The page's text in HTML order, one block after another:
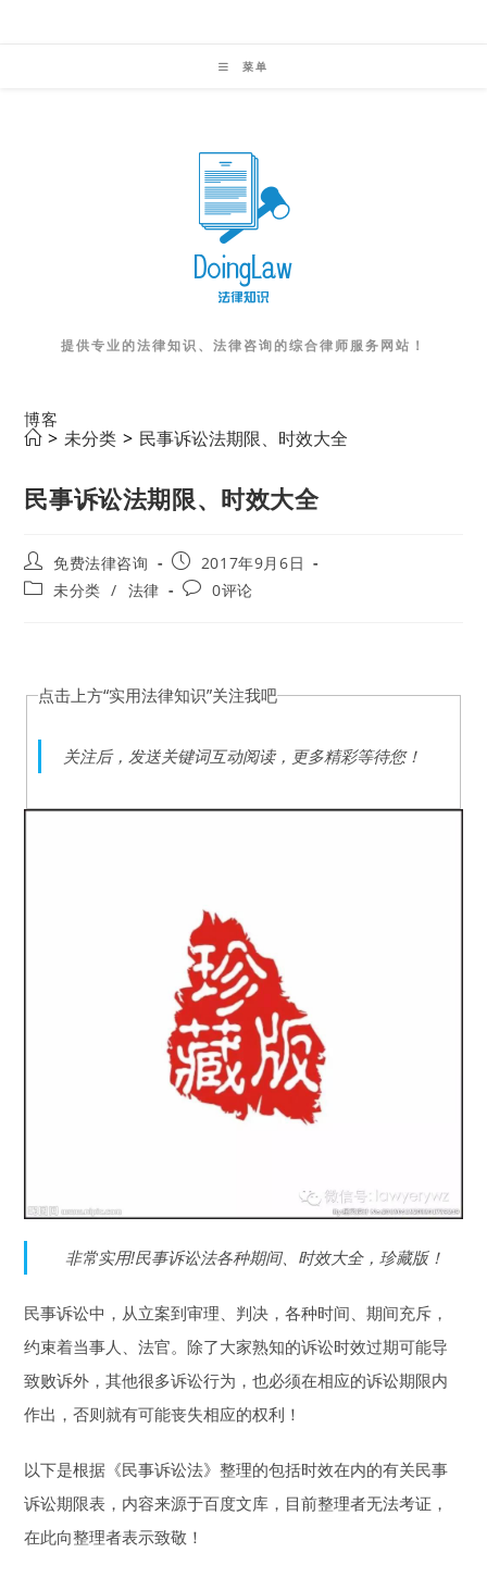
菜单
提供专业的法律知识、法律咨询的综合律师服务网站！
博客
> 未分类 > 民事诉讼法期限、时效大全
民事诉讼法期限、时效大全
Post
author:
免费法律咨询
Post
published:
2017年9月6日
Post未分类 / 法律
Post0评论
点击上方“实用法律知识”关注我吧
关注后，发送关键词互动阅读，更多精彩等待您！
非常实用!民事诉讼法各种期间、时效大全，珍藏版！
民事诉讼中，从立案到审理、判决，各种时间、期间充斥，
约束着当事人、法官。除了大家熟知的诉讼时效过期可能导
致败诉外，其他很多诉讼行为，也必须在相应的诉讼期限内
作出，否则就有可能丧失相应的权利！
以下是根据《民事诉讼法》整理的包括时效在内的有关民事
诉讼期限表，内容来源于百度文库，目前整理者无法考证，
在此向整理者表示致敬！